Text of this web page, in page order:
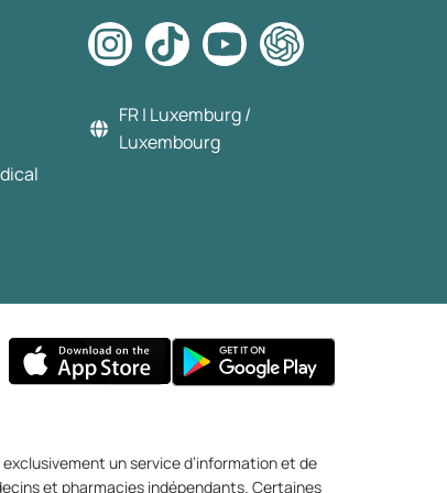
FR | Luxemburg /
Luxembourg
un service d’information et de
et pharmacies indépendants. Certaines